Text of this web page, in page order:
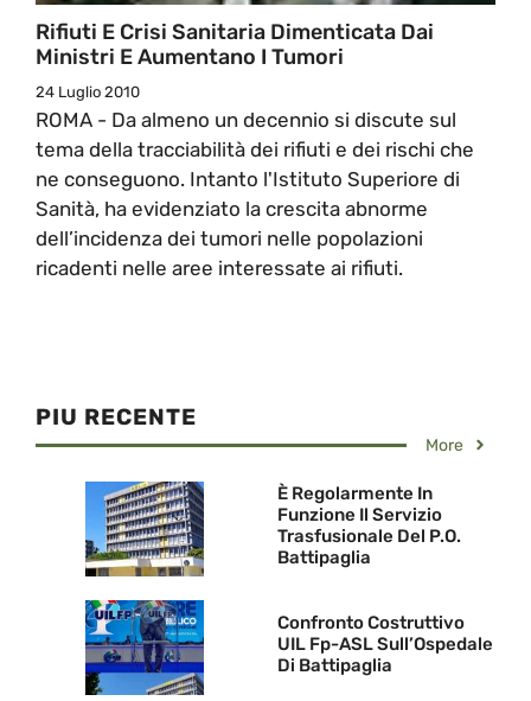
Rifiuti E Crisi Sanitaria Dimenticata Dai
Ministri E Aumentano I Tumori
24 Luglio 2010
ROMA - Da almeno un decennio si discute sul
tema della tracciabilità dei rifiuti e dei rischi che
ne conseguono. Intanto l'Istituto Superiore di
Sanità, ha evidenziato la crescita abnorme
dell’incidenza dei tumori nelle popolazioni
ricadenti nelle aree interessate ai rifiuti.
PIU RECENTE
More
È Regolarmente In
Funzione Il Servizio
Trasfusionale Del P.O.
Battipaglia
Confronto Costruttivo
UIL Fp-ASL Sull’Ospedale
Di Battipaglia